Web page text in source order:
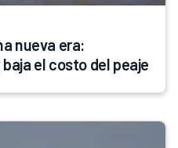
nueva era:
el costo del peaje